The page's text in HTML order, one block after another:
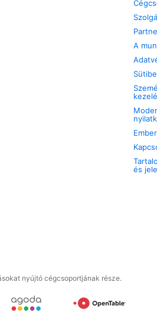
A
és
nyújtó cégcsoportjának része.